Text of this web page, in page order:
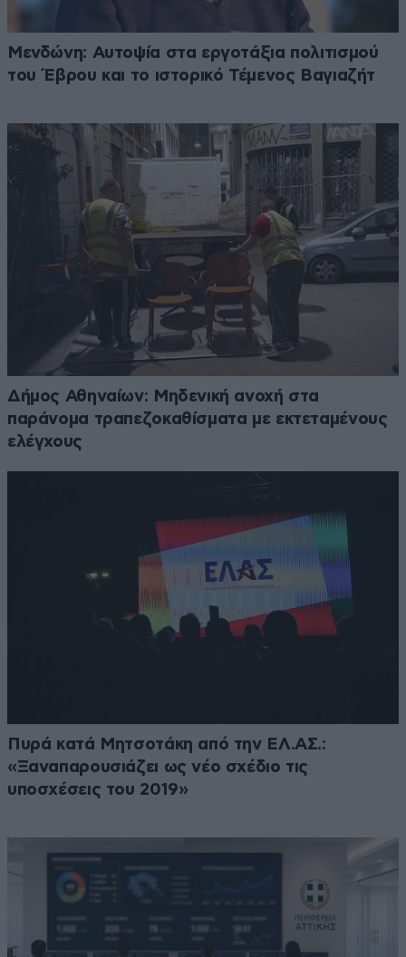
Μενδώνη: Αυτοψία στα εργοτάξια πολιτισμού
του Έβρου και το ιστορικό Τέμενος Βαγιαζήτ
Δήμος Αθηναίων: Μηδενική ανοχή στα
παράνομα τραπεζοκαθίσματα με εκτεταμένους
ελέγχους
Πυρά κατά Μητσοτάκη από την ΕΛ.ΑΣ.:
«Ξαναπαρουσιάζει ως νέο σχέδιο τις
υποσχέσεις του 2019»